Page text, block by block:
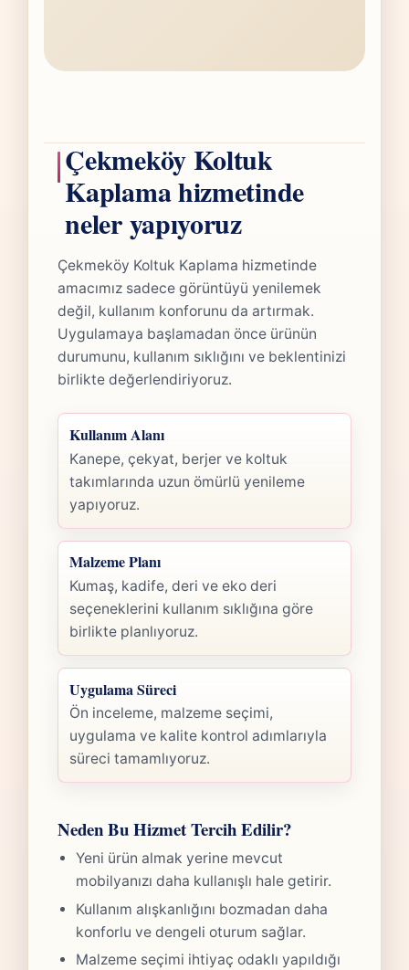
Çekmeköy Koltuk
Kaplama hizmetinde
neler yapıyoruz
Çekmeköy Koltuk Kaplama hizmetinde
amacımız sadece görüntüyü yenilemek
değil, kullanım konforunu da artırmak.
Uygulamaya başlamadan önce ürünün
durumunu, kullanım sıklığını ve beklentinizi
birlikte değerlendiriyoruz.
Kullanım Alanı
Kanepe, çekyat, berjer ve koltuk
takımlarında uzun ömürlü yenileme
yapıyoruz.
Malzeme Planı
Kumaş, kadife, deri ve eko deri
seçeneklerini kullanım sıklığına göre
birlikte planlıyoruz.
Uygulama Süreci
Ön inceleme, malzeme seçimi,
uygulama ve kalite kontrol adımlarıyla
süreci tamamlıyoruz.
Neden Bu Hizmet Tercih Edilir?
Yeni ürün almak yerine mevcut
mobilyanızı daha kullanışlı hale getirir.
Kullanım alışkanlığını bozmadan daha
konforlu ve dengeli oturum sağlar.
Malzeme seçimi ihtiyaç odaklı yapıldığı